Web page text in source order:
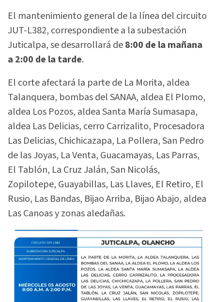
El mantenimiento general de la línea del circuito
JUT-L382, correspondiente a la subestación
Juticalpa, se desarrollará de8:00 de la mañana
a 2:00 de la tarde.
El corte afectará la parte de La Morita, aldea
Talanquera, bombas del SANAA, aldea El Plomo,
aldea Los Pozos, aldea Santa María Sumasapa,
aldea Las Delicias, cerro Carrizalito, Procesadora
Las Delicias, Chichicazapa, La Pollera, San Pedro
de las Joyas, La Venta, Guacamayas, Las Parras,
El Tablón, La Cruz Jalán, San Nicolás,
Zopilotepe, Guayabillas, Las Llaves, El Retiro, El
Rusio, Las Bandas, Bijao Arriba, Bijao Abajo, aldea
Las Canoas y zonas aledañas.